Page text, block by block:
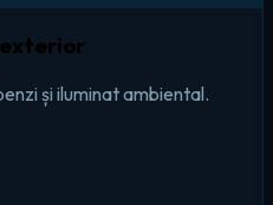
și iluminat ambiental.